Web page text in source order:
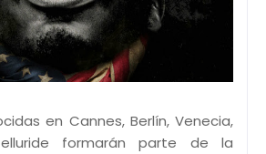
en Cannes, Berlín, Venecia,
formarán parte de la